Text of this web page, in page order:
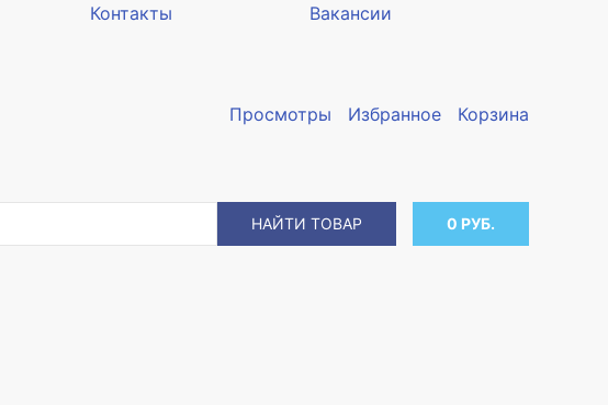
Контакты Вакансии
Просмотры Избранное Корзина
НАЙТИ ТОВАР 0 РУБ.